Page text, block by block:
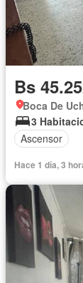
Bs
Boca De
3
Ascensor
Hace 1 día, 3